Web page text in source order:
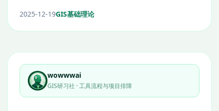
2025-12-19GIS基础理论
wowwwai
GIS研习社 · 工具流程与项目排障